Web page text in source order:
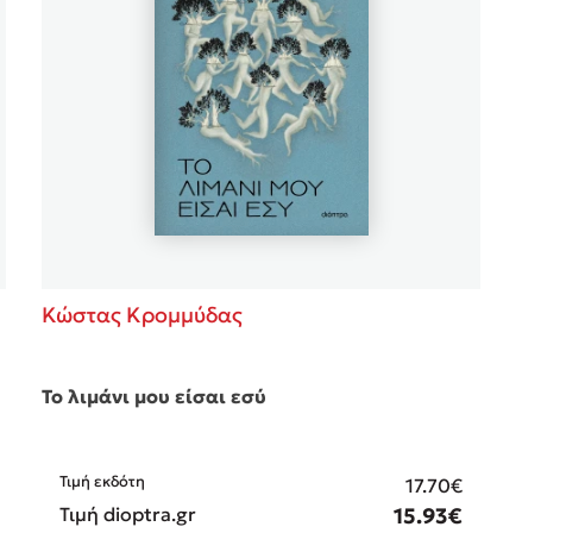
BBQ pizza
διαβάσεις σε
Η ανάγκη μας για
με τη
Κάνε το
Κώστας Κρομμύδας
Το λιμάνι μου είσαι εσύ
Τιμή εκδότη
17.70€
Τιμή dioptra.gr
15.93€